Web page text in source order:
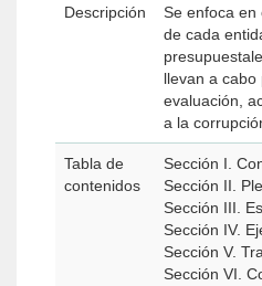
Descripción
Se enfoca
de cada
llevan a
evaluación,
a la
Tabla de
contenidos
Sección I.
Sección II.
Sección III.
Sección IV.
Sección V.
Sección VI.